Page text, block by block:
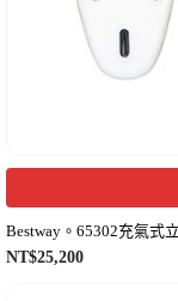
NT$25,200